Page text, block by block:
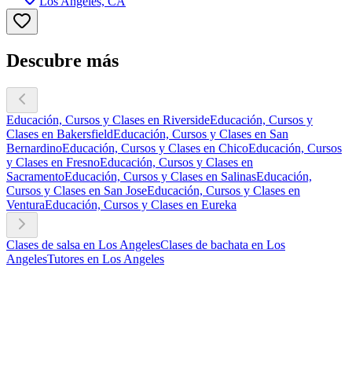
Descubre más
Educación, Cursos y Clases en RiversideEducación, Cursos y
Clases en BakersfieldEducación, Cursos y Clases en San
BernardinoEducación, Cursos y Clases en ChicoEducación, Cursos
y Clases en FresnoEducación, Cursos y Clases en
SacramentoEducación, Cursos y Clases en SalinasEducación,
Cursos y Clases en San JoseEducación, Cursos y Clases en
VenturaEducación, Cursos y Clases en Eureka
Clases de salsa en Los AngelesClases de bachata en Los
AngelesTutores en Los Angeles